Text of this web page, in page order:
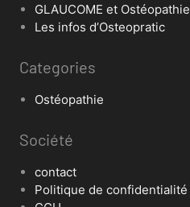
GLAUCOME et Ostéopathie
Les infos d’Osteopratic
Categories
Ostéopathie
Société
contact
Politique de confidentialité